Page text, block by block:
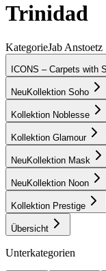
Trinidad
KategorieJab Anstoetz
ICONS – Carpets with
NeuKollektion Soho
Kollektion Noblesse
Kollektion Glamour
NeuKollektion Mask
NeuKollektion Noon
Kollektion Prestige
Übersicht
Unterkategorien